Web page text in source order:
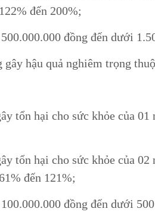
đến 200%;
đồng đến dưới
hậu quả nghiêm trọng
tổn hại cho sức khỏe của
tổn hại cho sức khỏe của
đến 121%;
đồng đến dưới